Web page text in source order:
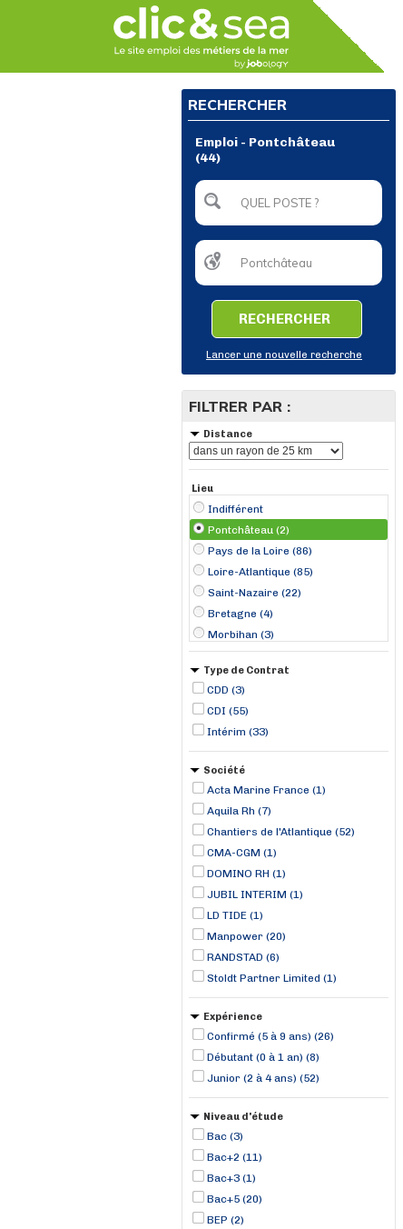
RECHERCHER
Emploi - Pontchâteau
(44)
RECHERCHER
Lancer une nouvelle recherche
FILTRER PAR :
Distance
Lieu
Indifférent
Pontchâteau (2)
Pays de la Loire (86)
Loire-Atlantique (85)
Saint-Nazaire (22)
Bretagne (4)
Morbihan (3)
Arzal (2)
Cordemais (2)
Montoir-de-Bretagne (2)
Donges (1)
Marzan (1)
Type de Contrat
CDD (3)
CDI (55)
Intérim (33)
Société
Acta Marine France (1)
Aquila Rh (7)
Chantiers de l'Atlantique (52)
CMA-CGM (1)
DOMINO RH (1)
JUBIL INTERIM (1)
LD TIDE (1)
Manpower (20)
RANDSTAD (6)
Stoldt Partner Limited (1)
Expérience
Confirmé (5 à 9 ans) (26)
Débutant (0 à 1 an) (8)
Junior (2 à 4 ans) (52)
Niveau d'étude
Bac (3)
Bac+2 (11)
Bac+3 (1)
Bac+5 (20)
BEP (2)